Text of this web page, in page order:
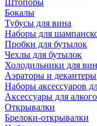
Штопоры
Бокалы
Тубусы для вина
Наборы для
Пробки для бутылок
Чехлы для бутылок
Холодильники для
Аэраторы и декантеры
Наборы аксессуаров
Аксессуары для
Открывалки
Брелоки-открывалки